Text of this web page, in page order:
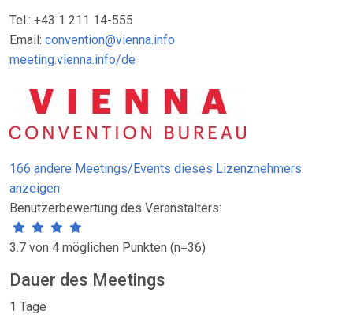
Tel.: +43 1 211 14-555
Email: convention@vienna.info
meeting.vienna.info/de
166 andere Meetings/Events dieses Lizenznehmers
anzeigen
Benutzerbewertung des Veranstalters:
3.7 von 4 möglichen Punkten (n=36)
Dauer des Meetings
1 Tage